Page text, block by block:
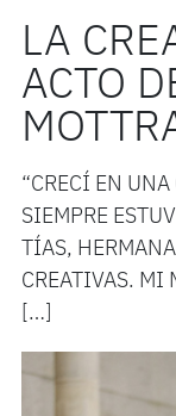
LA
ACTO
“CRECÍ EN
SIEMPRE
TÍAS,
CREATIVAS. MI
[…]